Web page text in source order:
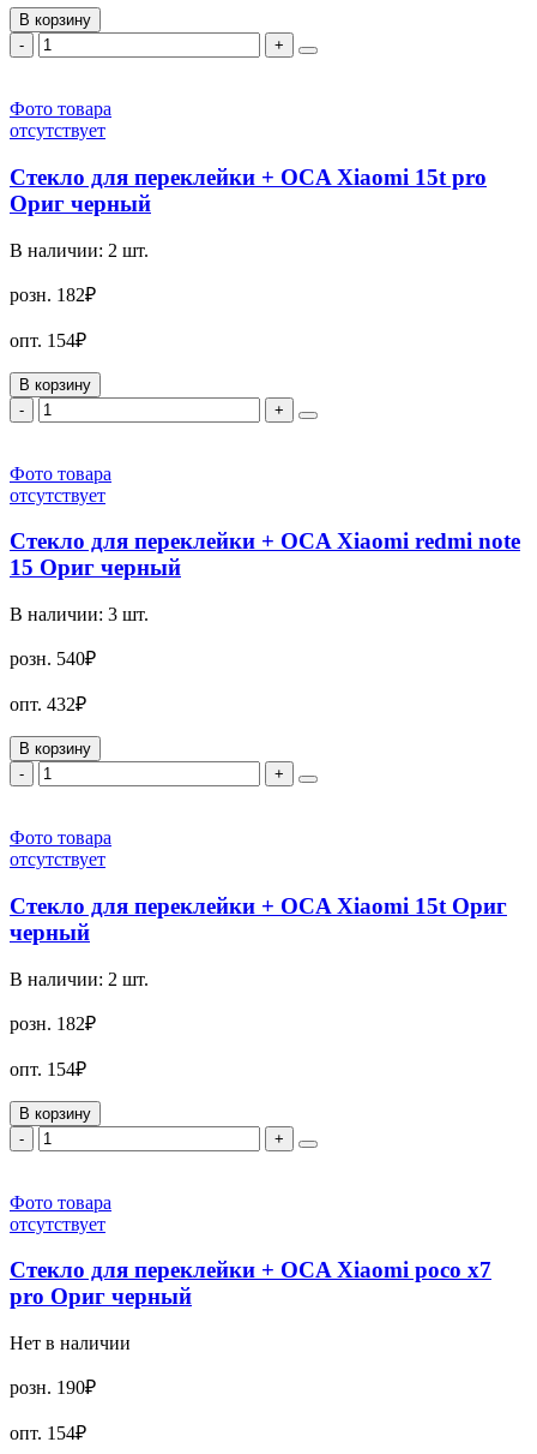
В корзину
-
+
Фото товара
отсутствует
Стекло для переклейки + OCA Xiaomi 15t pro
Ориг черный
В наличии: 2 шт.
розн. 182₽
опт. 154₽
В корзину
-
+
Фото товара
отсутствует
Стекло для переклейки + OCA Xiaomi redmi note
15 Ориг черный
В наличии: 3 шт.
розн. 540₽
опт. 432₽
В корзину
-
+
Фото товара
отсутствует
Стекло для переклейки + OCA Xiaomi 15t Ориг
черный
В наличии: 2 шт.
розн. 182₽
опт. 154₽
В корзину
-
+
Фото товара
отсутствует
Стекло для переклейки + OCA Xiaomi poco x7
pro Ориг черный
Нет в наличии
розн. 190₽
опт. 154₽